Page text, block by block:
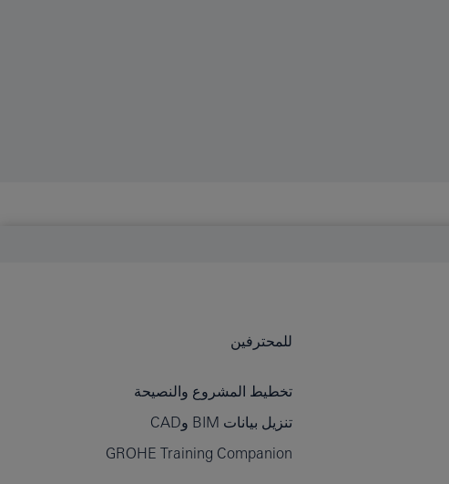
للمحترفين
تخطيط المشروع والنصيحة
تنزيل بيانات BIM وCAD
GROHE Training Companion